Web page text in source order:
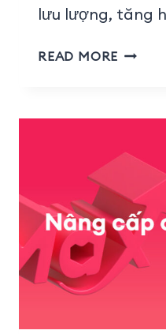
lưu lượng, tăng
READ MORE